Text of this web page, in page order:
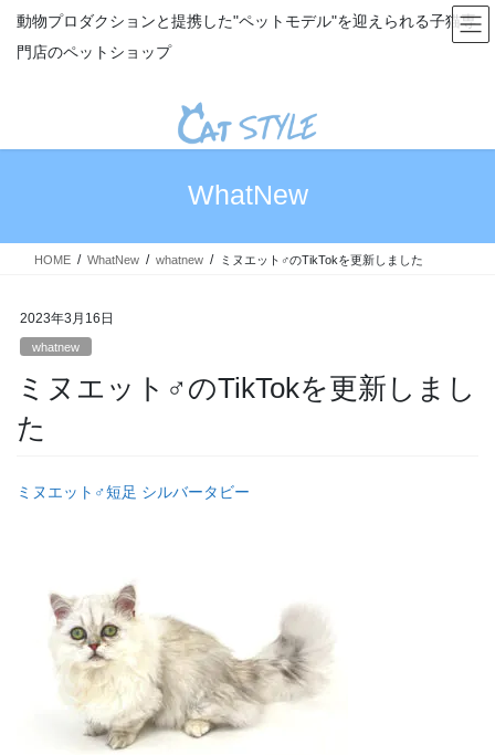
ス
ン
動物プロダクションと提携した"ペットモデル"を迎えられる子猫専
門店のペットショップ
WhatNew
HOME WhatNew whatnew ミヌエット♂のTikTokを更新しました
2023年3月16日
whatnew
ミヌエット♂のTikTokを更新しまし
た
ミヌエット♂短足 シルバータビー